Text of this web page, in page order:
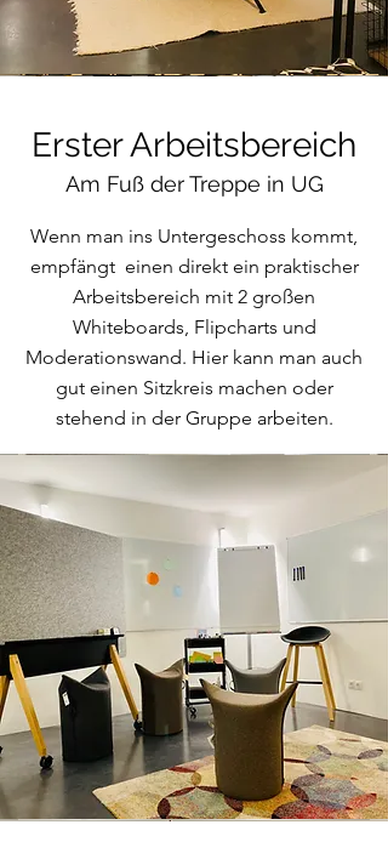
Erster Arbeitsbereich
Am Fuß der Treppe in UG
Wenn man ins Untergeschoss kommt,
empfängt einen direkt ein praktischer
Arbeitsbereich mit 2 großen
Whiteboards, Flipcharts und
Moderationswand. Hier kann man auch
gut einen Sitzkreis machen oder
stehend in der Gruppe arbeiten.